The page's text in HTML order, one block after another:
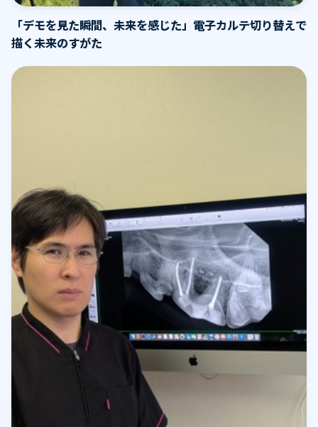
「デモを見た瞬間、未来を感じた」電子カルテ切り替えで
描く未来のすがた